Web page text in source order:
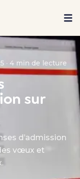
· 4 min de lecture
sur
d’admission
vœux et